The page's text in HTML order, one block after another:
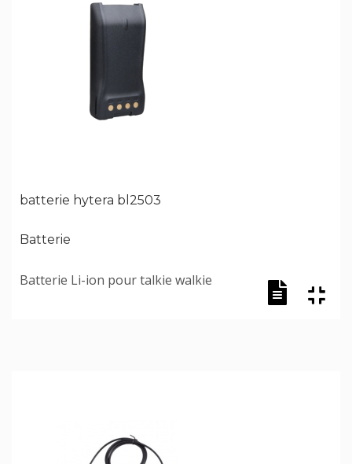
batterie hytera bl2503
Batterie
Batterie Li-ion pour talkie walkie